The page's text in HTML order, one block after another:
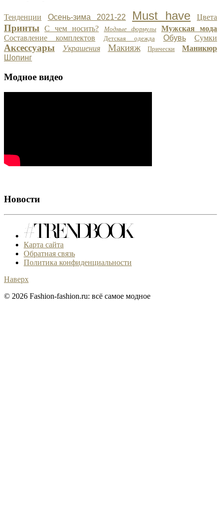
Тенденции Осень-зима 2021-22 Must have Цвета
Принты С чем носить? Модные формулы
Мужская мода
Составление комплектов
Детская одежда Обувь Сумки
Аксессуары Украшения Макияж Прически
Маникюр
Шопинг
Модное видео
Новости
Карта сайта
Обратная связь
Политика конфиденциальности
Наверх
© 2026 Fashion-fashion.ru: всё самое модное